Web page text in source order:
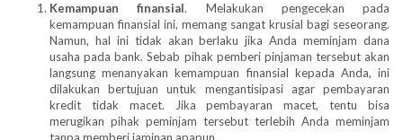
Kemampuan finansial. Melakukan pengecekan pada
kemampuan finansial ini, memang sangat krusial bagi seseorang.
Namun, hal ini tidak akan berlaku jika Anda meminjam dana
usaha pada bank. Sebab pihak pemberi pinjaman tersebut akan
langsung menanyakan kemampuan finansial kepada Anda, ini
dilakukan bertujuan untuk mengantisipasi agar pembayaran
kredit tidak macet. Jika pembayaran macet, tentu bisa
merugikan pihak peminjam tersebut terlebih Anda meminjam